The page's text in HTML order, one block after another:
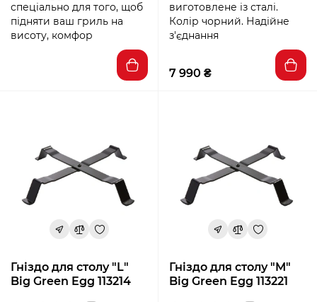
спеціально для того, щоб
підняти ваш гриль на
висоту, комфор
виготовлене із сталі.
Колір чорний. Надійне
з'єднання
7 990 ₴
Гніздо для столу "L"
Big Green Egg 113214
Гніздо для столу "M"
Big Green Egg 113221